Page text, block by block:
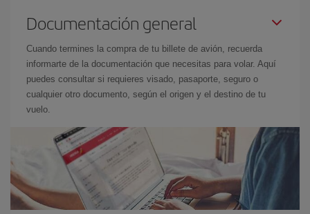
Documentación general
Cuando termines la compra de tu billete de avión, recuerda
informarte de la documentación que necesitas para volar. Aquí
puedes consultar si requieres visado, pasaporte, seguro o
cualquier otro documento, según el origen y el destino de tu
vuelo.